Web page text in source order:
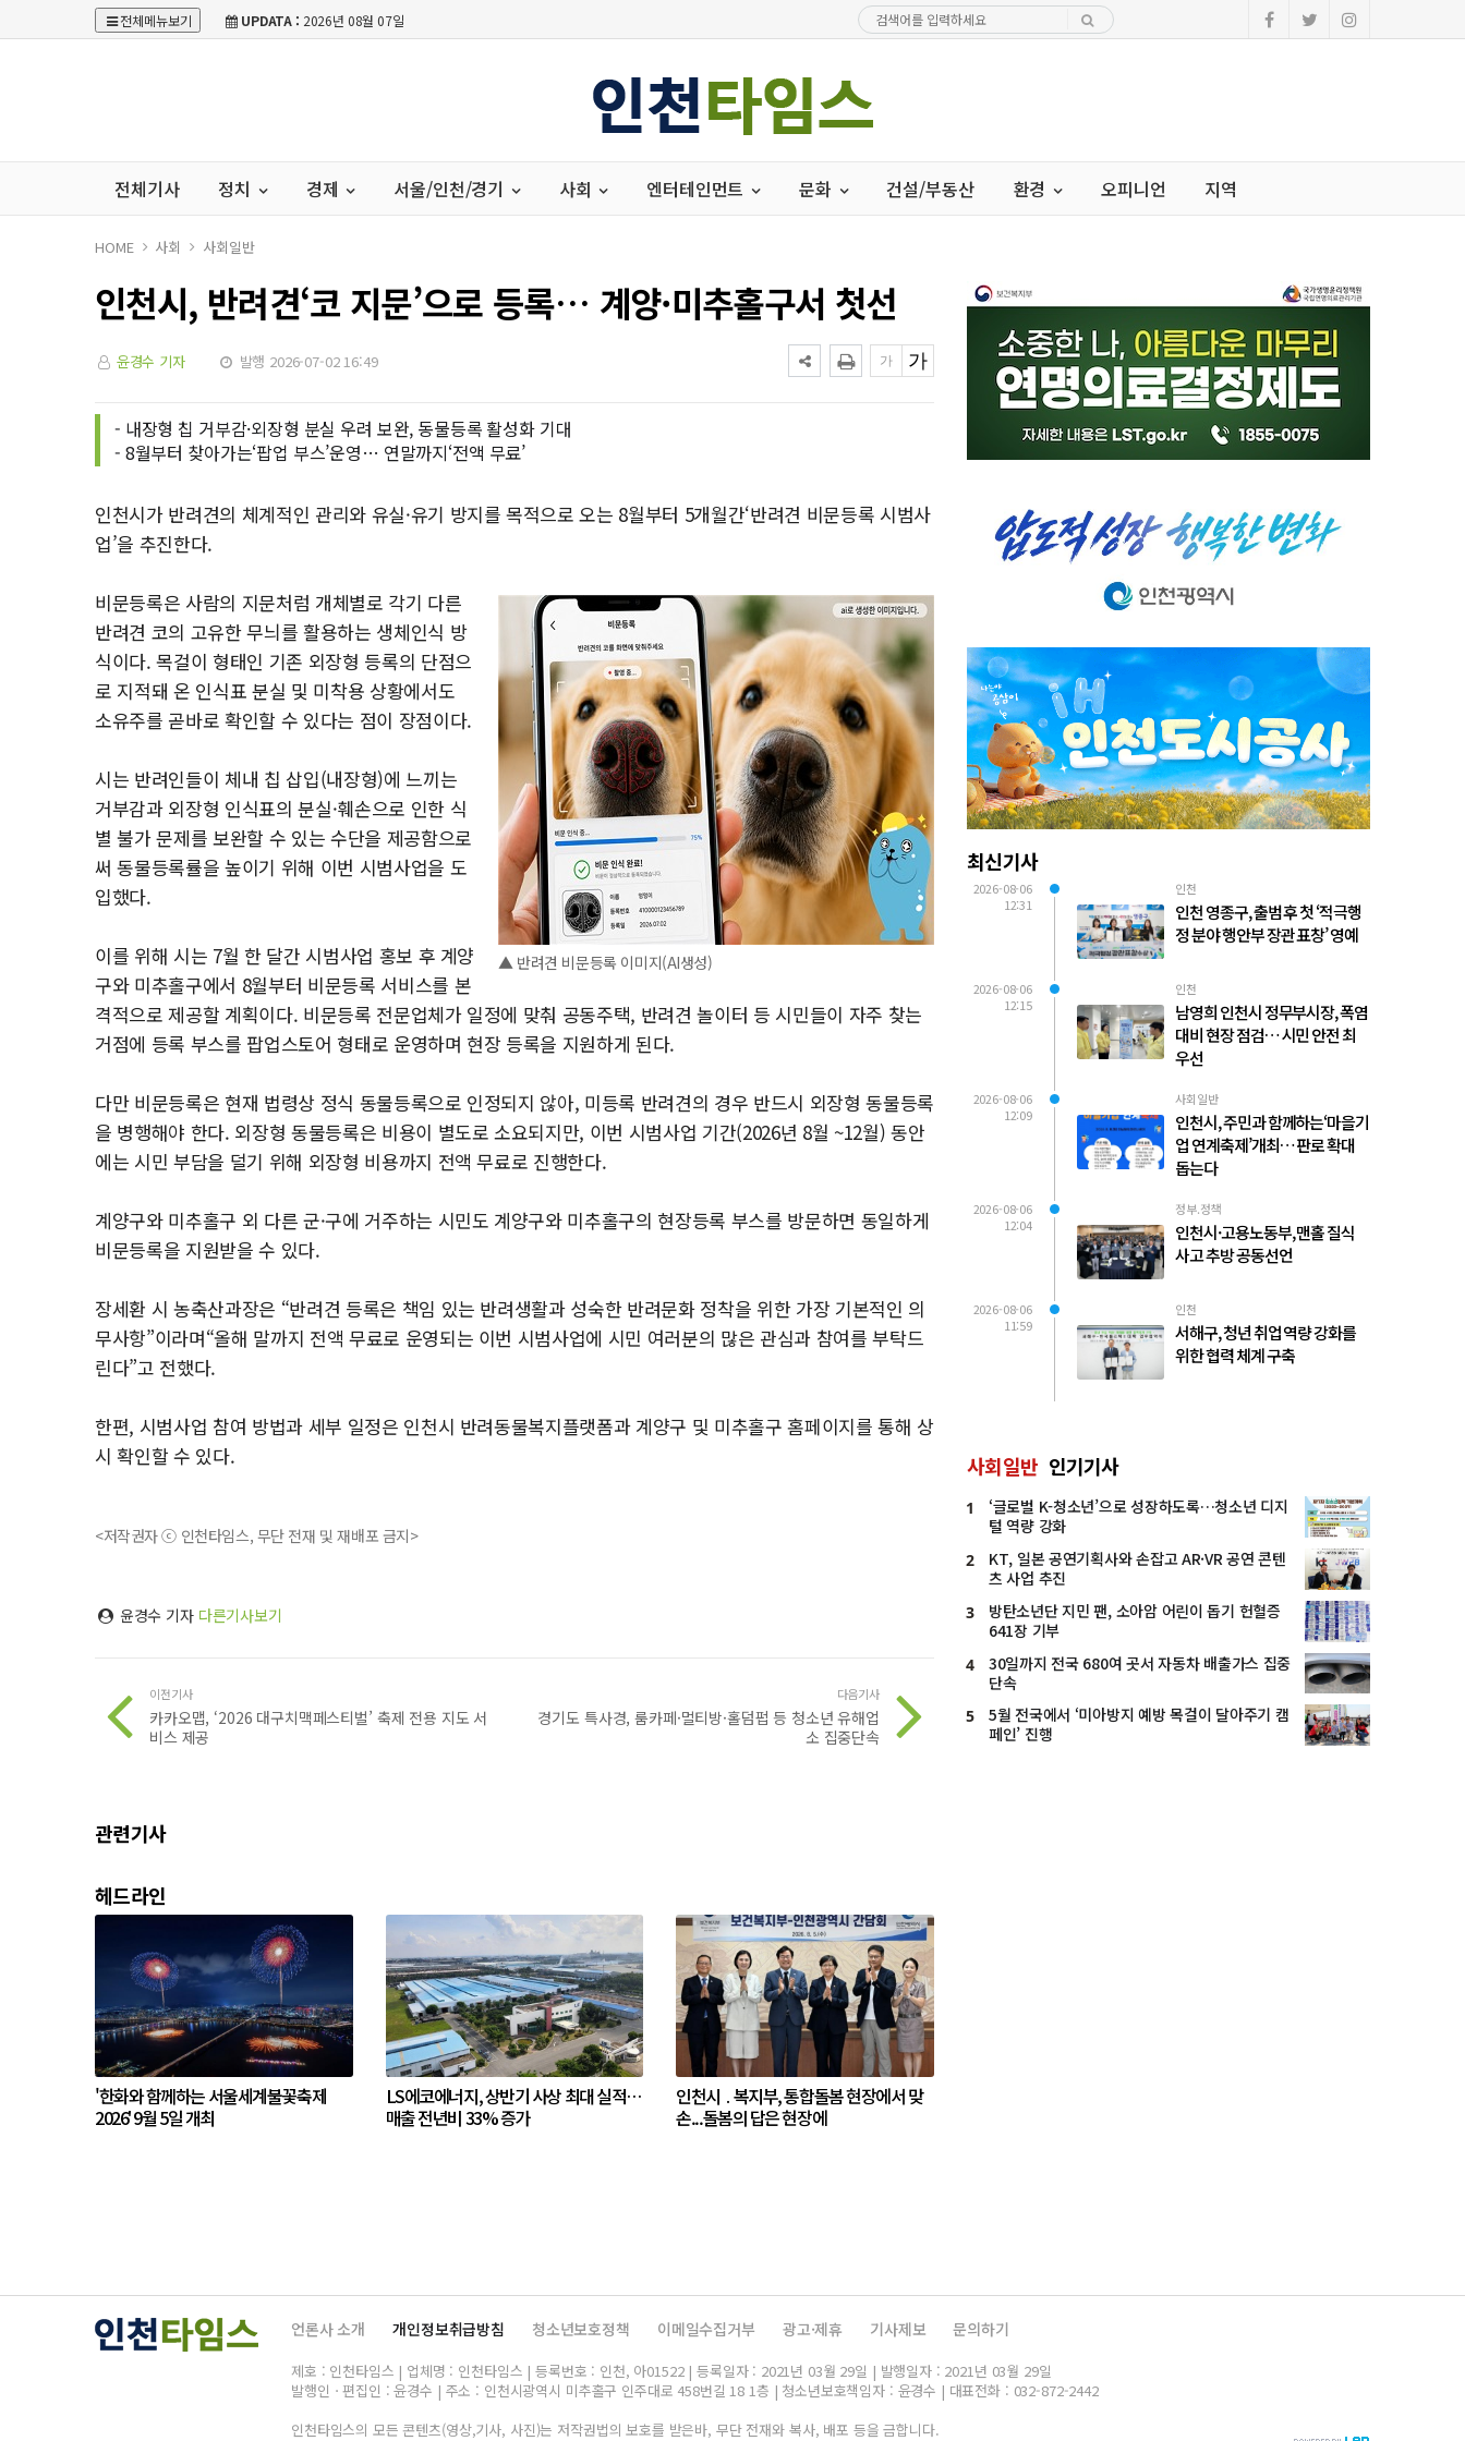
전체메뉴보기 UPDATA : 2026년 08월 07일
전체기사 정치 경제 서울/인천/경기 사회 엔터테인먼트 문화 건설/부동산 환경 오피니언 지역
HOME 사회 사회일반
인천시, 반려견‘코 지문’으로 등록… 계양·미추홀구서 첫선
윤경수 기자 발행 2026-07-02 16:49
- 내장형 칩 거부감·외장형 분실 우려 보완, 동물등록 활성화 기대
- 8월부터 찾아가는‘팝업 부스’운영… 연말까지‘전액 무료’
인천시가 반려견의 체계적인 관리와 유실·유기 방지를 목적으로 오는 8월부터 5개월간‘반려견 비문등록 시범사
업’을 추진한다.
▲ 반려견 비문등록 이미지(AI생성)
비문등록은 사람의 지문처럼 개체별로 각기 다른
반려견 코의 고유한 무늬를 활용하는 생체인식 방
식이다. 목걸이 형태인 기존 외장형 등록의 단점으
로 지적돼 온 인식표 분실 및 미착용 상황에서도
소유주를 곧바로 확인할 수 있다는 점이 장점이다.
시는 반려인들이 체내 칩 삽입(내장형)에 느끼는
거부감과 외장형 인식표의 분실·훼손으로 인한 식
별 불가 문제를 보완할 수 있는 수단을 제공함으로
써 동물등록률을 높이기 위해 이번 시범사업을 도
입했다.
이를 위해 시는 7월 한 달간 시범사업 홍보 후 계양
구와 미추홀구에서 8월부터 비문등록 서비스를 본
격적으로 제공할 계획이다. 비문등록 전문업체가 일정에 맞춰 공동주택, 반려견 놀이터 등 시민들이 자주 찾는
거점에 등록 부스를 팝업스토어 형태로 운영하며 현장 등록을 지원하게 된다.
다만 비문등록은 현재 법령상 정식 동물등록으로 인정되지 않아, 미등록 반려견의 경우 반드시 외장형 동물등록
을 병행해야 한다. 외장형 동물등록은 비용이 별도로 소요되지만, 이번 시범사업 기간(2026년 8월 ~12월) 동안
에는 시민 부담을 덜기 위해 외장형 비용까지 전액 무료로 진행한다.
계양구와 미추홀구 외 다른 군·구에 거주하는 시민도 계양구와 미추홀구의 현장등록 부스를 방문하면 동일하게
비문등록을 지원받을 수 있다.
장세환 시 농축산과장은 “반려견 등록은 책임 있는 반려생활과 성숙한 반려문화 정착을 위한 가장 기본적인 의
무사항”이라며“올해 말까지 전액 무료로 운영되는 이번 시범사업에 시민 여러분의 많은 관심과 참여를 부탁드
린다”고 전했다.
한편, 시범사업 참여 방법과 세부 일정은 인천시 반려동물복지플랫폼과 계양구 및 미추홀구 홈페이지를 통해 상
시 확인할 수 있다.
<저작권자 ⓒ 인천타임스, 무단 전재 및 재배포 금지>
윤경수 기자 다른기사보기
이전기사
카카오맵, ‘2026 대구치맥페스티벌’ 축제 전용 지도 서
비스 제공
다음기사
경기도 특사경, 룸카페·멀티방·홀덤펍 등 청소년 유해업
소 집중단속
관련기사
헤드라인
'한화와 함께하는 서울세계불꽃축제
2026' 9월 5일 개최
LS에코에너지, 상반기 사상 최대 실적…
매출 전년비 33% 증가
인천시 ․ 복지부, 통합돌봄 현장에서 맞
손...돌봄의 답은 현장에
최신기사
2026-08-06
12:31
인천
인천 영종구, 출범 후 첫 ‘적극행
정 분야 행안부 장관 표창’ 영예
2026-08-06
12:15
인천
남영희 인천시 정무부시장, 폭염
대비 현장 점검… 시민 안전 최
우선
2026-08-06
12:09
사회일반
인천시, 주민과 함께하는‘마을기
업 연계축제’개최… 판로 확대
돕는다
2026-08-06
12:04
정부.정책
인천시·고용노동부, 맨홀 질식
사고 추방 공동선언
2026-08-06
11:59
인천
서해구, 청년 취업 역량 강화를
위한 협력 체계 구축
사회일반 인기기사
1
‘글로벌 K-청소년’으로 성장하도록…청소년 디지
털 역량 강화
2
KT, 일본 공연기획사와 손잡고 AR·VR 공연 콘텐
츠 사업 추진
3
방탄소년단 지민 팬, 소아암 어린이 돕기 헌혈증
641장 기부
4
30일까지 전국 680여 곳서 자동차 배출가스 집중
단속
5
5월 전국에서 ‘미아방지 예방 목걸이 달아주기 캠
페인’ 진행
언론사 소개 개인정보취급방침 청소년보호정책 이메일수집거부 광고·제휴 기사제보 문의하기
제호 : 인천타임스 | 업체명 : 인천타임스 | 등록번호 : 인천, 아01522 | 등록일자 : 2021년 03월 29일 | 발행일자 : 2021년 03월 29일
발행인ㆍ편집인 : 윤경수 | 주소 : 인천시광역시 미추홀구 인주대로 458번길 18 1층 | 청소년보호책임자 : 윤경수 | 대표전화 : 032-872-2442
인천타임스의 모든 콘텐츠(영상,기사, 사진)는 저작권법의 보호를 받은바, 무단 전재와 복사, 배포 등을 금합니다.